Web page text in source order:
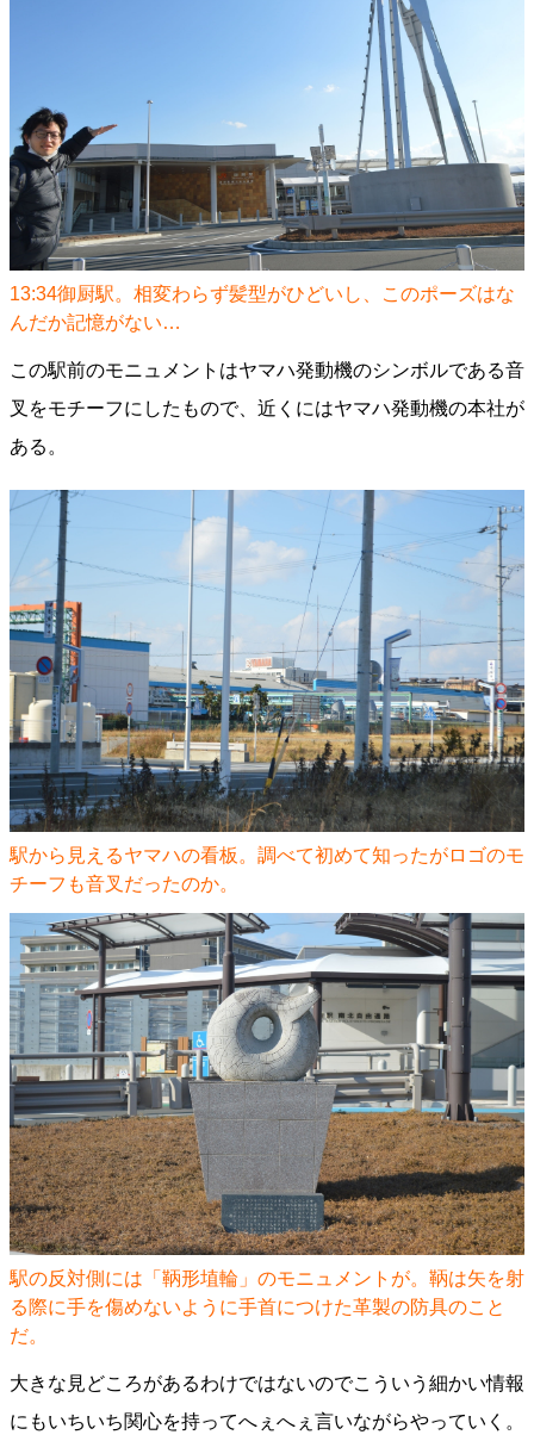
13:34御厨駅。相変わらず髪型がひどいし、このポーズはな
んだか記憶がない…
この駅前のモニュメントはヤマハ発動機のシンボルである音
叉をモチーフにしたもので、近くにはヤマハ発動機の本社が
ある。
駅から見えるヤマハの看板。調べて初めて知ったがロゴのモ
チーフも音叉だったのか。
駅の反対側には「鞆形埴輪」のモニュメントが。鞆は矢を射
る際に手を傷めないように手首につけた革製の防具のこと
だ。
大きな見どころがあるわけではないのでこういう細かい情報
にもいちいち関心を持ってへぇへぇ言いながらやっていく。